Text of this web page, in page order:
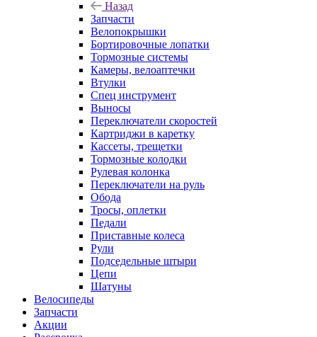
Назад
Запчасти
Велопокрышки
Бортировочные лопатки
Тормозные системы
Камеры, велоаптечки
Втулки
Спец инструмент
Выносы
Переключатели скоростей
Картриджи в каретку
Кассеты, трещетки
Тормозные колодки
Рулевая колонка
Переключатели на руль
Обода
Тросы, оплетки
Педали
Приставные колеса
Рули
Подседельные штыри
Цепи
Шатуны
Велосипеды
Запчасти
Акции